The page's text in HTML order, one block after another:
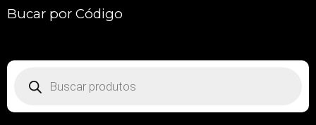
Bucar por Código